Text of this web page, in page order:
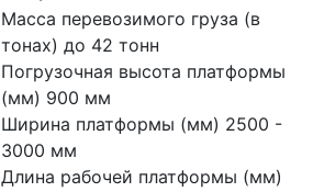
Масса перевозимого груза (в
тонах) до 42 тонн
Погрузочная высота платформы
(мм) 900 мм
Ширина платформы (мм) 2500 -
3000 мм
Длина рабочей платформы (мм)